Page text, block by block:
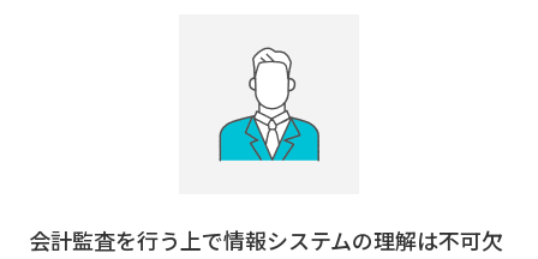
会計監査を行う上で情報システムの理解は不可欠